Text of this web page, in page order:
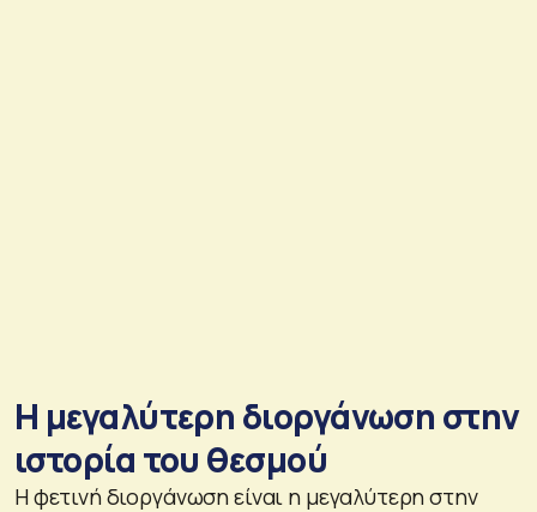
Η μεγαλύτερη διοργάνωση στην
ιστορία του θεσμού
Η φετινή διοργάνωση είναι η μεγαλύτερη στην